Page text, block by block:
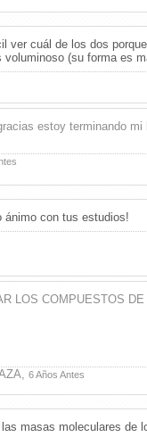
ver cuál de los dos
voluminoso (su forma es
estoy terminando
ánimo con tus estudios!
LOS COMPUESTOS
6 Años Antes
masas moleculares de